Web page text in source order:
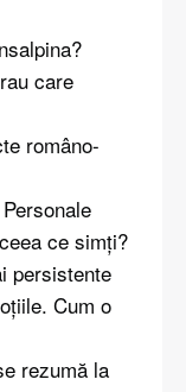
care
româno-
ce simți?
persistente
Cum o
rezumă la